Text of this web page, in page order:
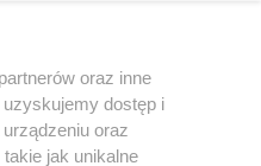
oraz inne
dostęp i
oraz
jak unikalne